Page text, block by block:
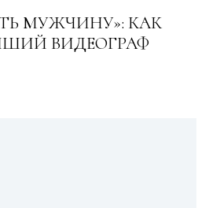
МУЖЧИНУ»: КАК
ВИДЕОГРАФ